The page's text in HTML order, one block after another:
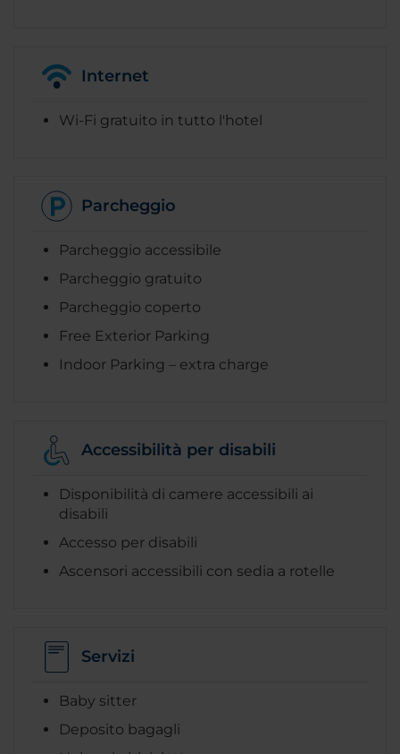
Internet
Wi-Fi gratuito in tutto l'hotel
Parcheggio
Parcheggio accessibile
Parcheggio gratuito
Parcheggio coperto
Free Exterior Parking
Indoor Parking – extra charge
Accessibilità per disabili
Disponibilità di camere accessibili ai
disabili
Accesso per disabili
Ascensori accessibili con sedia a rotelle
Servizi
Baby sitter
Deposito bagagli